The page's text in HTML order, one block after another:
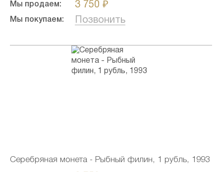
Мы продаем: 3 750 ₽
Мы покупаем: Позвонить
Серебряная монета - Рыбный филин, 1 рубль, 1993